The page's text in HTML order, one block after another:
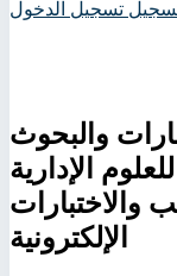
تسجيل الدخول
والبحوث
الإدارية
والاختبارات
الإلكترونية